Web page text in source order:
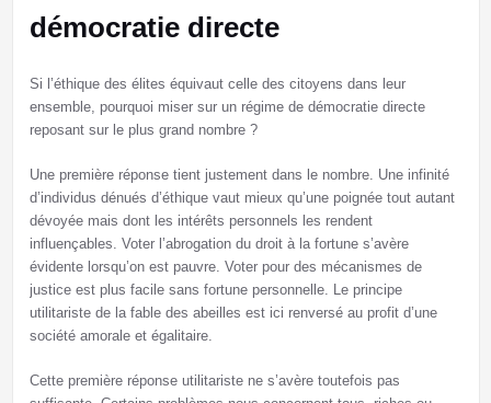
démocratie directe
Si l’éthique des élites équivaut celle des citoyens dans leur
ensemble, pourquoi miser sur un régime de démocratie directe
reposant sur le plus grand nombre ?
Une première réponse tient justement dans le nombre. Une infinité
d’individus dénués d’éthique vaut mieux qu’une poignée tout autant
dévoyée mais dont les intérêts personnels les rendent
influençables. Voter l’abrogation du droit à la fortune s’avère
évidente lorsqu’on est pauvre. Voter pour des mécanismes de
justice est plus facile sans fortune personnelle. Le principe
utilitariste de la fable des abeilles est ici renversé au profit d’une
société amorale et égalitaire.
Cette première réponse utilitariste ne s’avère toutefois pas